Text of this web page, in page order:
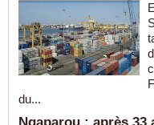
du...